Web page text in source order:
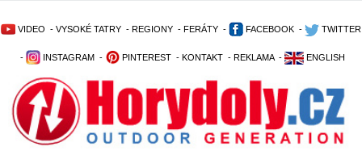
VIDEO - VYSOKÉ TATRY - REGIONY - FERÁTY - FACEBOOK - TWITTER
- INSTAGRAM - PINTEREST - KONTAKT - REKLAMA - ENGLISH